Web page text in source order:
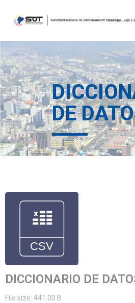
DE
DICCIONARIO DE
File size: 441.00 B